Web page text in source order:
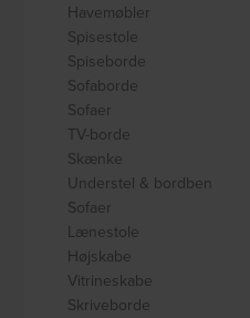
Havemøbler
Spisestole
Spiseborde
Sofaborde
Sofaer
TV-borde
Skænke
Understel & bordben
Sofaer
Lænestole
Højskabe
Vitrineskabe
Skriveborde